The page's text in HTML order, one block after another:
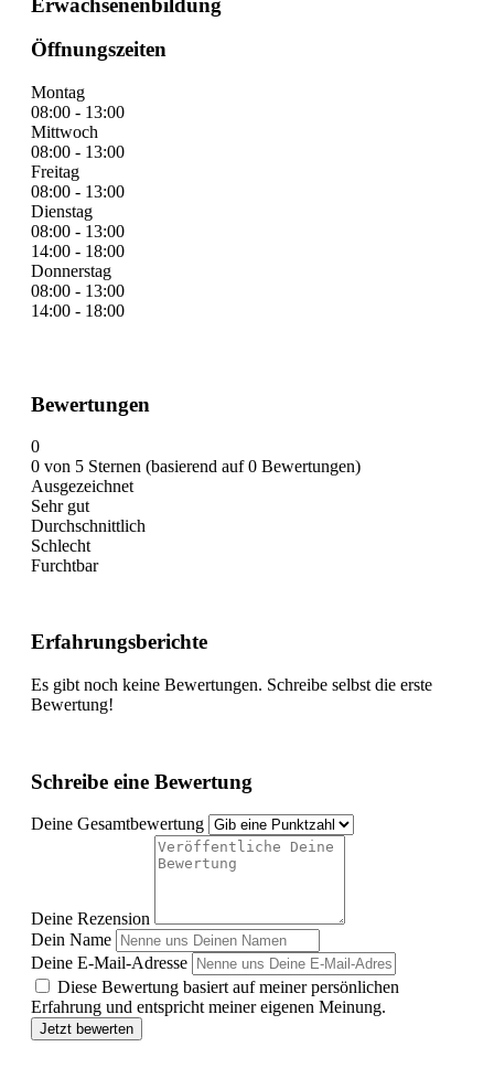
Öffnungszeiten
Montag
08:00 - 13:00
Mittwoch
08:00 - 13:00
Freitag
08:00 - 13:00
Dienstag
08:00 - 13:00
14:00 - 18:00
Donnerstag
08:00 - 13:00
14:00 - 18:00
Bewertungen
0
0 von 5 Sternen (basierend auf 0 Bewertungen)
Ausgezeichnet
Sehr gut
Durchschnittlich
Schlecht
Furchtbar
Erfahrungsberichte
Es gibt noch keine Bewertungen. Schreibe selbst die erste
Bewertung!
Schreibe eine Bewertung
Deine Gesamtbewertung
Deine Rezension
Dein Name
Deine E-Mail-Adresse
Diese Bewertung basiert auf meiner persönlichen
Erfahrung und entspricht meiner eigenen Meinung.
Jetzt bewerten